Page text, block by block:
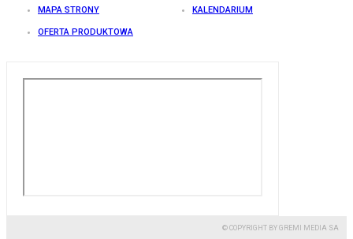
MAPA STRONY KALENDARIUM
OFERTA PRODUKTOWA
© COPYRIGHT BY GREMI MEDIA SA